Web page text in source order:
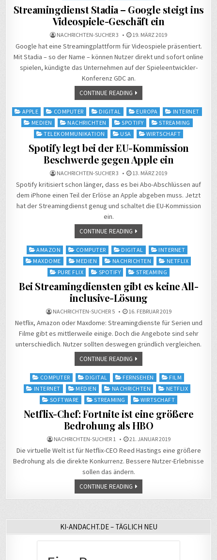
Streamingdienst Stadia – Google steigt ins
Videospiele-Geschäft ein
NACHRICHTEN-SUCHER 3 19. MÄRZ 2019
Google hat eine Streamingplattform für Videospiele präsentiert.
Mit Stadia – so der Name – können Nutzer direkt und sofort online
spielen, kündigte das Unternehmen auf der Spieleentwickler-
Konferenz GDC an.
CONTINUE READING
Posted
APPLE COMPUTER DIGITAL EUROPA
INTERNET
MEDIEN
NACHRICHTEN SPOTIFY
STREAMING
TELEKOMMUNIKATION
USA WIRTSCHAFT
Spotify legt bei der EU-Kommission
Beschwerde gegen Apple ein
NACHRICHTEN-SUCHER 3 13. MÄRZ 2019
Spotify kritisiert schon länger, dass es bei Abo-Abschlüssen auf
dem iPhone einen Teil der Erlöse an Apple abgeben muss. Jetzt
hat der Streamingdienst genug und schaltet die EU-Kommission
ein.
CONTINUE READING
Posted
in
AMAZON COMPUTER DIGITAL
INTERNET
MAXDOME
MEDIEN NACHRICHTEN
NETFLIX
PURE FLIX
SPOTIFY STREAMING
Bei Streamingdiensten gibt es keine All-
inclusive-Lösung
NACHRICHTEN-SUCHER 5 16. FEBRUAR 2019
Netflix, Amazon oder Maxdome: Streamingdienste für Serien und
Filme gibt es mittlerweile einige. Doch die Angebote sind sehr
unterschiedlich. Nutzer sollten deswegen gründlich vergleichen.
CONTINUE READING
Posted
in
COMPUTER DIGITAL FERNSEHEN
FILM
INTERNET
MEDIEN NACHRICHTEN
NETFLIX
SOFTWARE
STREAMING WIRTSCHAFT
Netflix-Chef: Fortnite ist eine größere
Bedrohung als HBO
NACHRICHTEN-SUCHER 1 21. JANUAR 2019
Die virtuelle Welt ist für Netflix-CEO Reed Hastings eine größere
Bedrohung als die direkte Konkurrenz. Bessere Nutzer-Erlebnisse
sollen das ändern.
CONTINUE READING
KI-ANDACHT.DE – TÄGLICH NEU